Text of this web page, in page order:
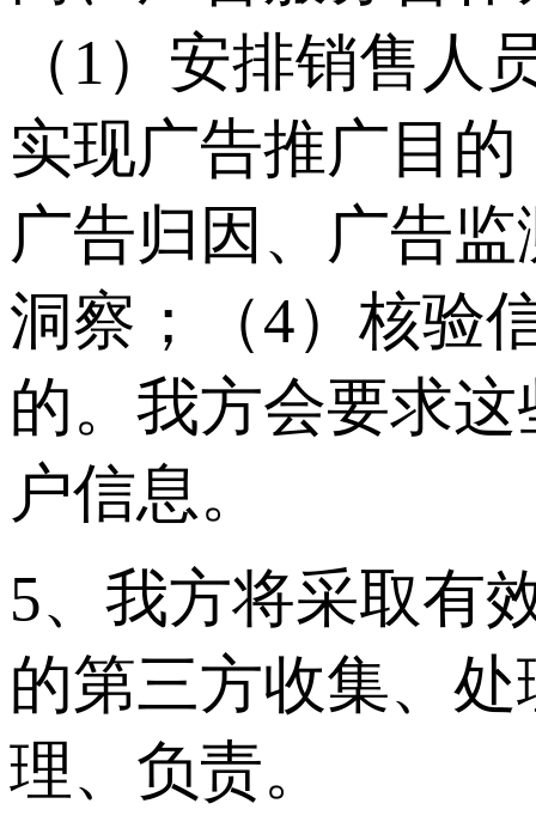
（1）安排销售
实现广告推广目
广告归因、广告
洞察；（4）核验
的。我方会要求
户信息。
5、我方将采取有
的第三方收集、
理、负责。